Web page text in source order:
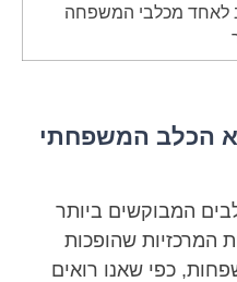
לאחד מכלבי המשפחה
הכלב המשפחתי
המבוקשים ביותר
המרכזיות שהופכות
כפי שאנו רואים